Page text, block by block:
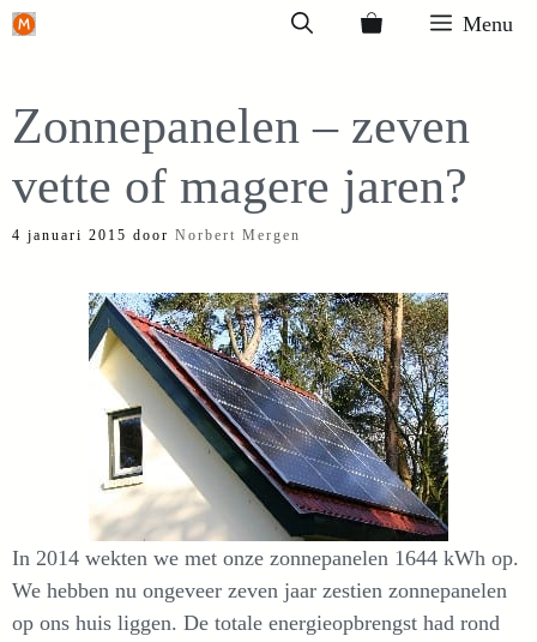
Ga
inhoud
Menu
Zonnepanelen – zeven
vette of magere jaren?
4 januari 2015 door Norbert Mergen
In 2014 wekten we met onze zonnepanelen 1644 kWh op.
We hebben nu ongeveer zeven jaar zestien zonnepanelen
op ons huis liggen. De totale energieopbrengst had rond